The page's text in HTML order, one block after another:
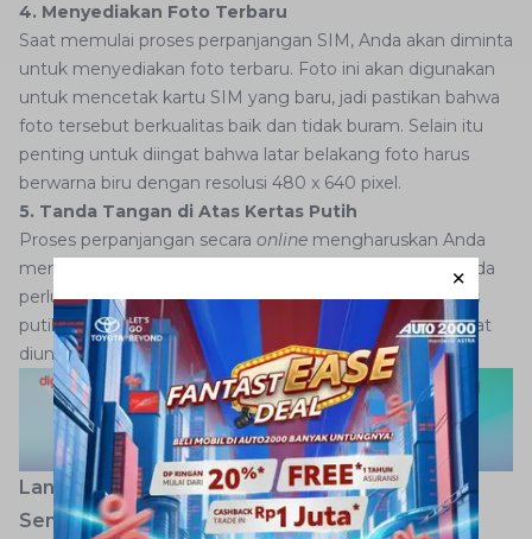
4. Menyediakan Foto Terbaru
Saat memulai proses perpanjangan SIM, Anda akan diminta
untuk menyediakan foto terbaru. Foto ini akan digunakan
untuk mencetak kartu SIM yang baru, jadi pastikan bahwa
foto tersebut berkualitas baik dan tidak buram. Selain itu
penting untuk diingat bahwa latar belakang foto harus
berwarna biru dengan resolusi 480 x 640 pixel.
5. Tanda Tangan di Atas Kertas Putih
Proses perpanjangan secara online mengharuskan Anda
menggunakan tanda tangan digital. Oleh karena itu Anda
perlu menyiapkan tanda tangan di atas selembar kertas
putih. Selanjutnya foto tanda tangan tersebut agar dapat
diunggah sesuai kebutuhan perpanjangan SIM.
Langkah-Langkah Perpanjang SIM Online
Semarang